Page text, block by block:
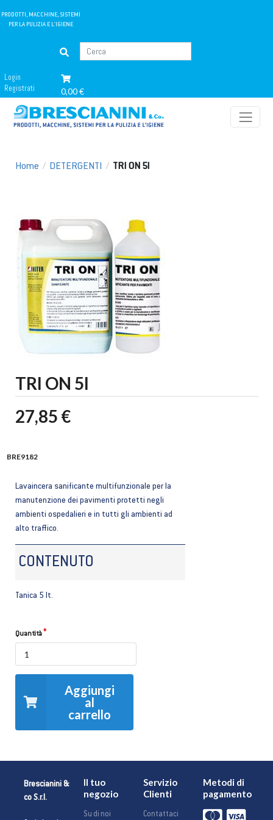
PRODOTTI, MACCHINE, SISTEMI
PER LA PULIZIA E L'IGIENE
Login
Registrati
0,00 €
Home / DETERGENTI / TRI ON 5l
TRI ON 5l
27,85 €
BRE9182
Lavaincera sanificante multifunzionale per la
manutenzione dei pavimenti protetti negli
ambienti ospedalieri e in tutti gli ambienti ad
alto traffico.
CONTENUTO
Tanica 5 lt.
Quantità
Aggiungi
al
carrello
Brescianini &
co S.r.l.
Il tuo
negozio
Su di noi
Servizio
Clienti
Contattaci
Metodi di
pagamento